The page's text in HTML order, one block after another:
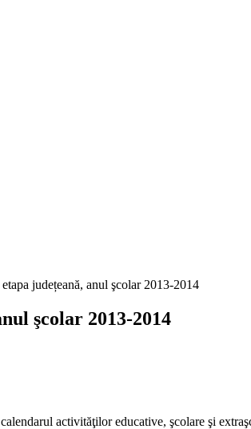
județeană, anul şcolar 2013-2014
şcolar 2013-2014
activităţilor educative, şcolare şi